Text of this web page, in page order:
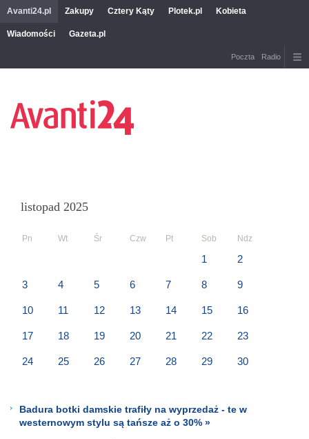
Avanti24.pl Zakupy Cztery Kąty Plotek.pl Kobieta
Wiadomości Gazeta.pl
Poczta Radio
listopad 2025
Pn Wt Śr Czw Pt Sob Ndz
1 2
3 4 5 6 7 8 9
10 11 12 13 14 15 16
17 18 19 20 21 22 23
24 25 26 27 28 29 30
Badura botki damskie trafiły na wyprzedaż - te w
westernowym stylu są tańsze aż o 30% »